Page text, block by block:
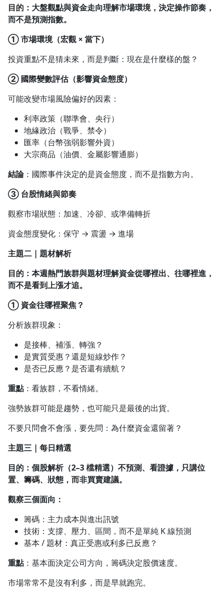
目的：大盤觀點與資金走向理解市場環境，決定操作節奏，
而不是預測指數。
①市場環境（宏觀 × 當下）
投資重點不是猜未來，而是判斷：現在是什麼樣的盤？
② 國際變數評估（影響資金態度）
可能改變市場風險偏好的因素：
利率政策（聯準會、央行）
地緣政治（戰爭、禁令）
匯率（台幣強弱影響外資）
大宗商品（油價、金屬影響通膨）
結論：國際事件決定的是資金態度，而不是指數方向。
③ 台股情緒與節奏
觀察市場狀態：加速、冷卻、或準備轉折
資金態度變化：保守 → 震盪 → 進場
主題二｜題材解析
目的：本週熱門族群與題材理解資金從哪裡出、往哪裡進，
而不是看到上漲才追。
① 資金往哪裡聚焦？
分析族群現象：
是接棒、補漲、轉強？
是實質受惠？還是短線炒作？
是否已反應？是否還有續航？
重點：看族群，不看情緒。
強勢族群可能是趨勢，也可能只是最後的出貨。
不要只問會不會漲，要先問：為什麼資金還留著？
主題三｜每日精選
目的：個股解析（2–3 檔精選）不預測、看證據，只講位
置、籌碼、狀態，而非買賣建議。
觀察三個面向：
籌碼：主力成本與進出訊號
技術：支撐、壓力、區間，而不是單純 K 線預測
基本 / 題材：真正受惠或利多已反應？
重點：基本面決定公司方向，籌碼決定股價速度。
市場常常不是沒有利多，而是早就跑完。